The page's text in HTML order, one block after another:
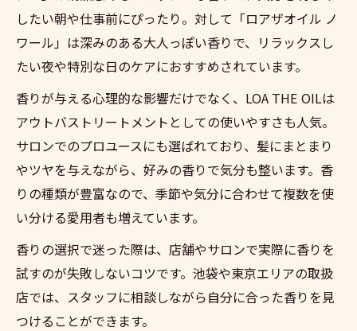
香りの持続性と髪へのなじみやすさを検証
香りで選ぶヘアオイルの新しい楽しみ方
自宅で手軽に始めるヘアオイルケアのコツ
LOA THE OILを使ったホームケア体験談
ヘアオイルの香りを楽しむおすすめのタイ
ミング
オンラインショップで簡単に選べるポイン
ト
サロン品質のヘアオイルを自宅で実感する
方法
正規販売で安心なLOA THE OIL購入のコツ
したい朝や仕事前にぴったり。対して「ロアザオイル ノ
ワール」は深みのある大人っぽい香りで、リラックスし
たい夜や特別な日のケアにおすすめされています。
香りが与える心理的な影響だけでなく、LOA THE OILは
アウトバストリートメントとしての使いやすさも人気。
サロンでのプロユースにも選ばれており、髪にまとまり
やツヤを与えながら、好みの香りで気分も整います。香
りの種類が豊富なので、季節や気分に合わせて複数を使
い分ける愛用者も増えています。
香りの選択で迷った際は、店舗やサロンで実際に香りを
試すのが失敗しないコツです。池袋や東京エリアの取扱
店では、スタッフに相談しながら自分に合った香りを見
つけることができます。